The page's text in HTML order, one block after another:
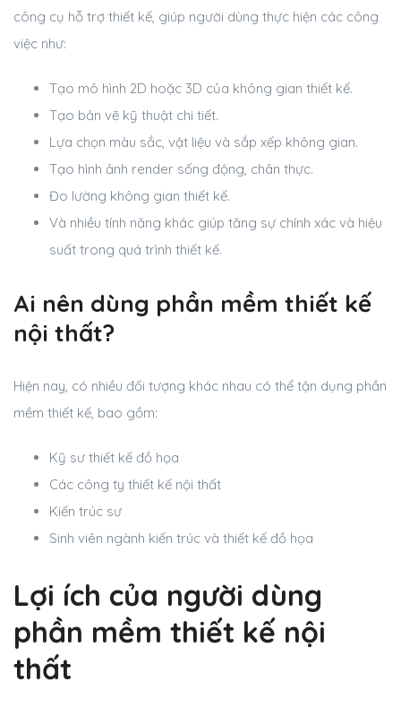
công cụ hỗ trợ thiết kế, giúp người dùng thực hiện các công
việc như:
Tạo mô hình 2D hoặc 3D của không gian thiết kế.
Tạo bản vẽ kỹ thuật chi tiết.
Lựa chọn màu sắc, vật liệu và sắp xếp không gian.
Tạo hình ảnh render sống động, chân thực.
Đo lường không gian thiết kế.
Và nhiều tính năng khác giúp tăng sự chính xác và hiệu
suất trong quá trình thiết kế.
Ai nên dùng phần mềm thiết kế
nội thất?
Hiện nay, có nhiều đối tượng khác nhau có thể tận dụng phần
mềm thiết kế, bao gồm:
Kỹ sư thiết kế đồ họa
Các công ty thiết kế nội thất
Kiến trúc sư
Sinh viên ngành kiến trúc và thiết kế đồ họa
Lợi ích của người dùng
phần mềm thiết kế nội
thất